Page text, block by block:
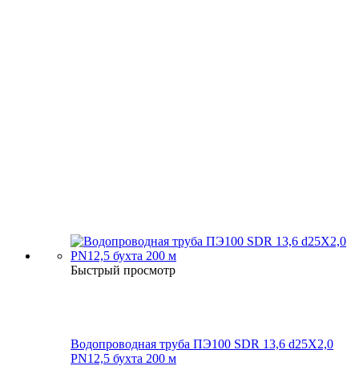
Быстрый просмотр
Водопроводная труба ПЭ100 SDR 13,6 d25Х2,0
PN12,5 бухта 200 м